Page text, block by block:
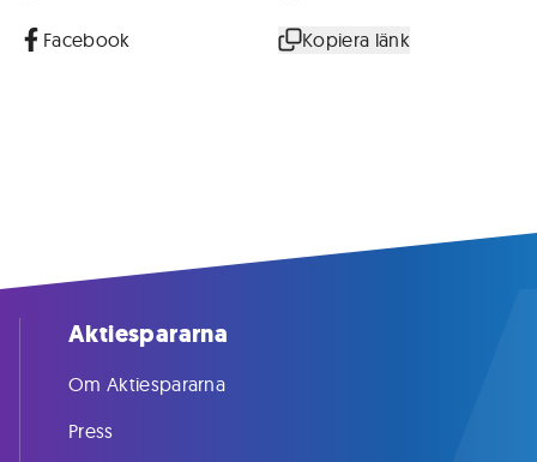
Facebook Kopiera länk
Aktiespararna
Om Aktiespararna
Press